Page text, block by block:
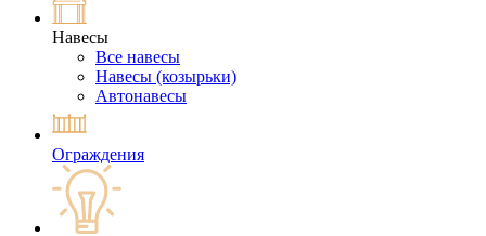
Навесы
Все навесы
Навесы (козырьки)
Автонавесы
Ограждения